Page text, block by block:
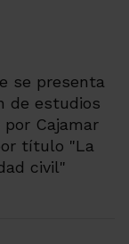
se presenta
de estudios
por Cajamar
título "La
civil"